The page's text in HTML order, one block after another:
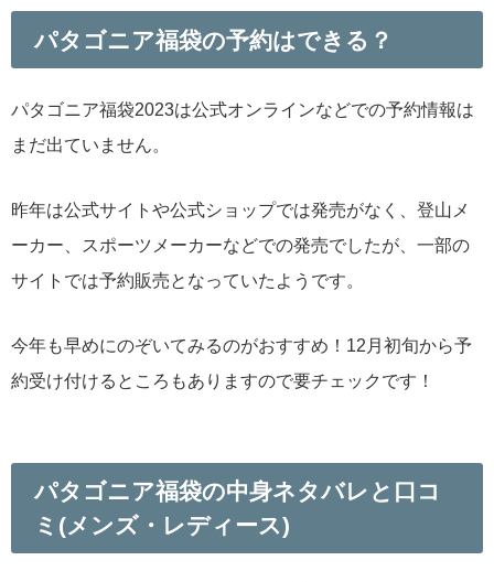
パタゴニア福袋の予約はできる？
パタゴニア福袋2023は公式オンラインなどでの予約情報は
まだ出ていません。
昨年は公式サイトや公式ショップでは発売がなく、登山メ
ーカー、スポーツメーカーなどでの発売でしたが、一部の
サイトでは予約販売となっていたようです。
今年も早めにのぞいてみるのがおすすめ！12月初旬から予
約受け付けるところもありますので要チェックです！
パタゴニア福袋の中身ネタバレと口コ
ミ(メンズ・レディース)